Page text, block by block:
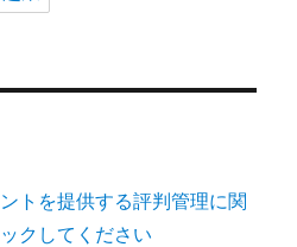
トを提供する評判管理に関
クしてください